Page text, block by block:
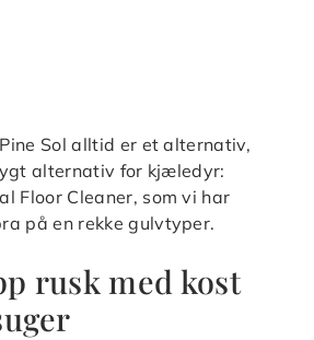
Sol alltid er et alternativ,
alternativ for kjæledyr:
Floor Cleaner, som vi har
på en rekke gulvtyper.
rusk med kost